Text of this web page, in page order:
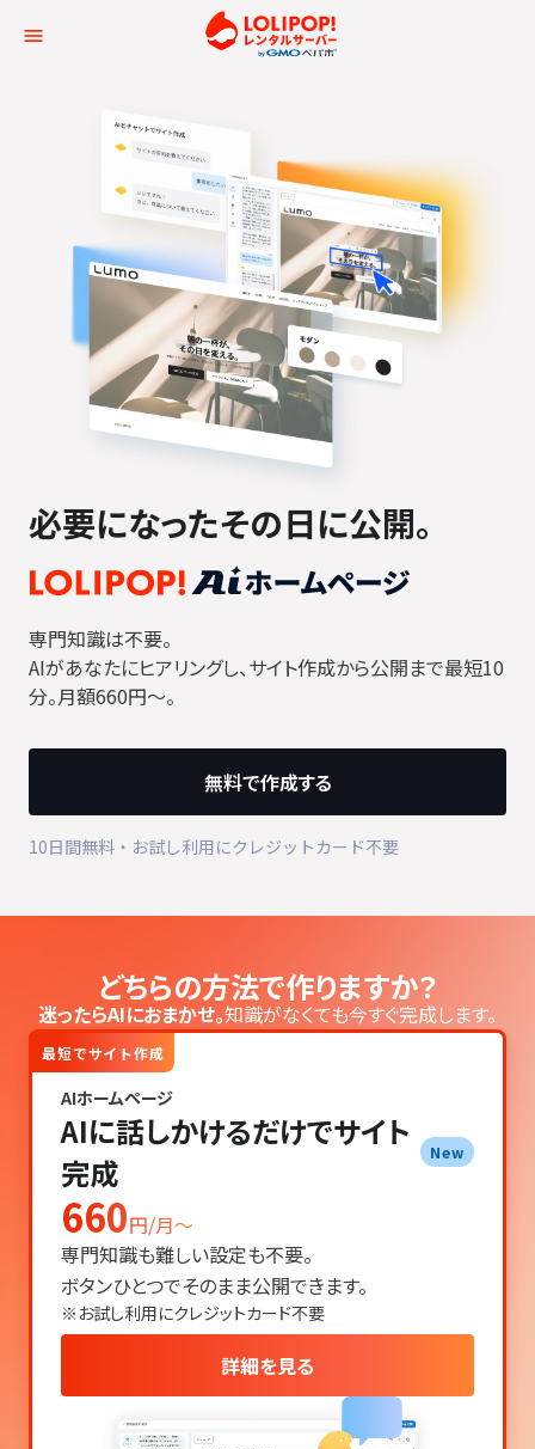
ロリポップ！レンタル
必要になったその日に公開。
専門知識は不要。
AIがあなたにヒアリングし、サイト作成から公開まで最短10
分。月額660円〜。
無料で作成する
10日間無料・お試し利用にクレジットカード不要
どちらの方法で作りますか？
迷ったらAIにおまかせ。知識がなくても今すぐ完成します。
最短でサイト作成
AIホームページ
AIに話しかけるだけでサイト
完成
New
660円/月〜
専門知識も難しい設定も不要。
ボタンひとつでそのまま公開できます。
※お試し利用にクレジットカード不要
詳細を見る